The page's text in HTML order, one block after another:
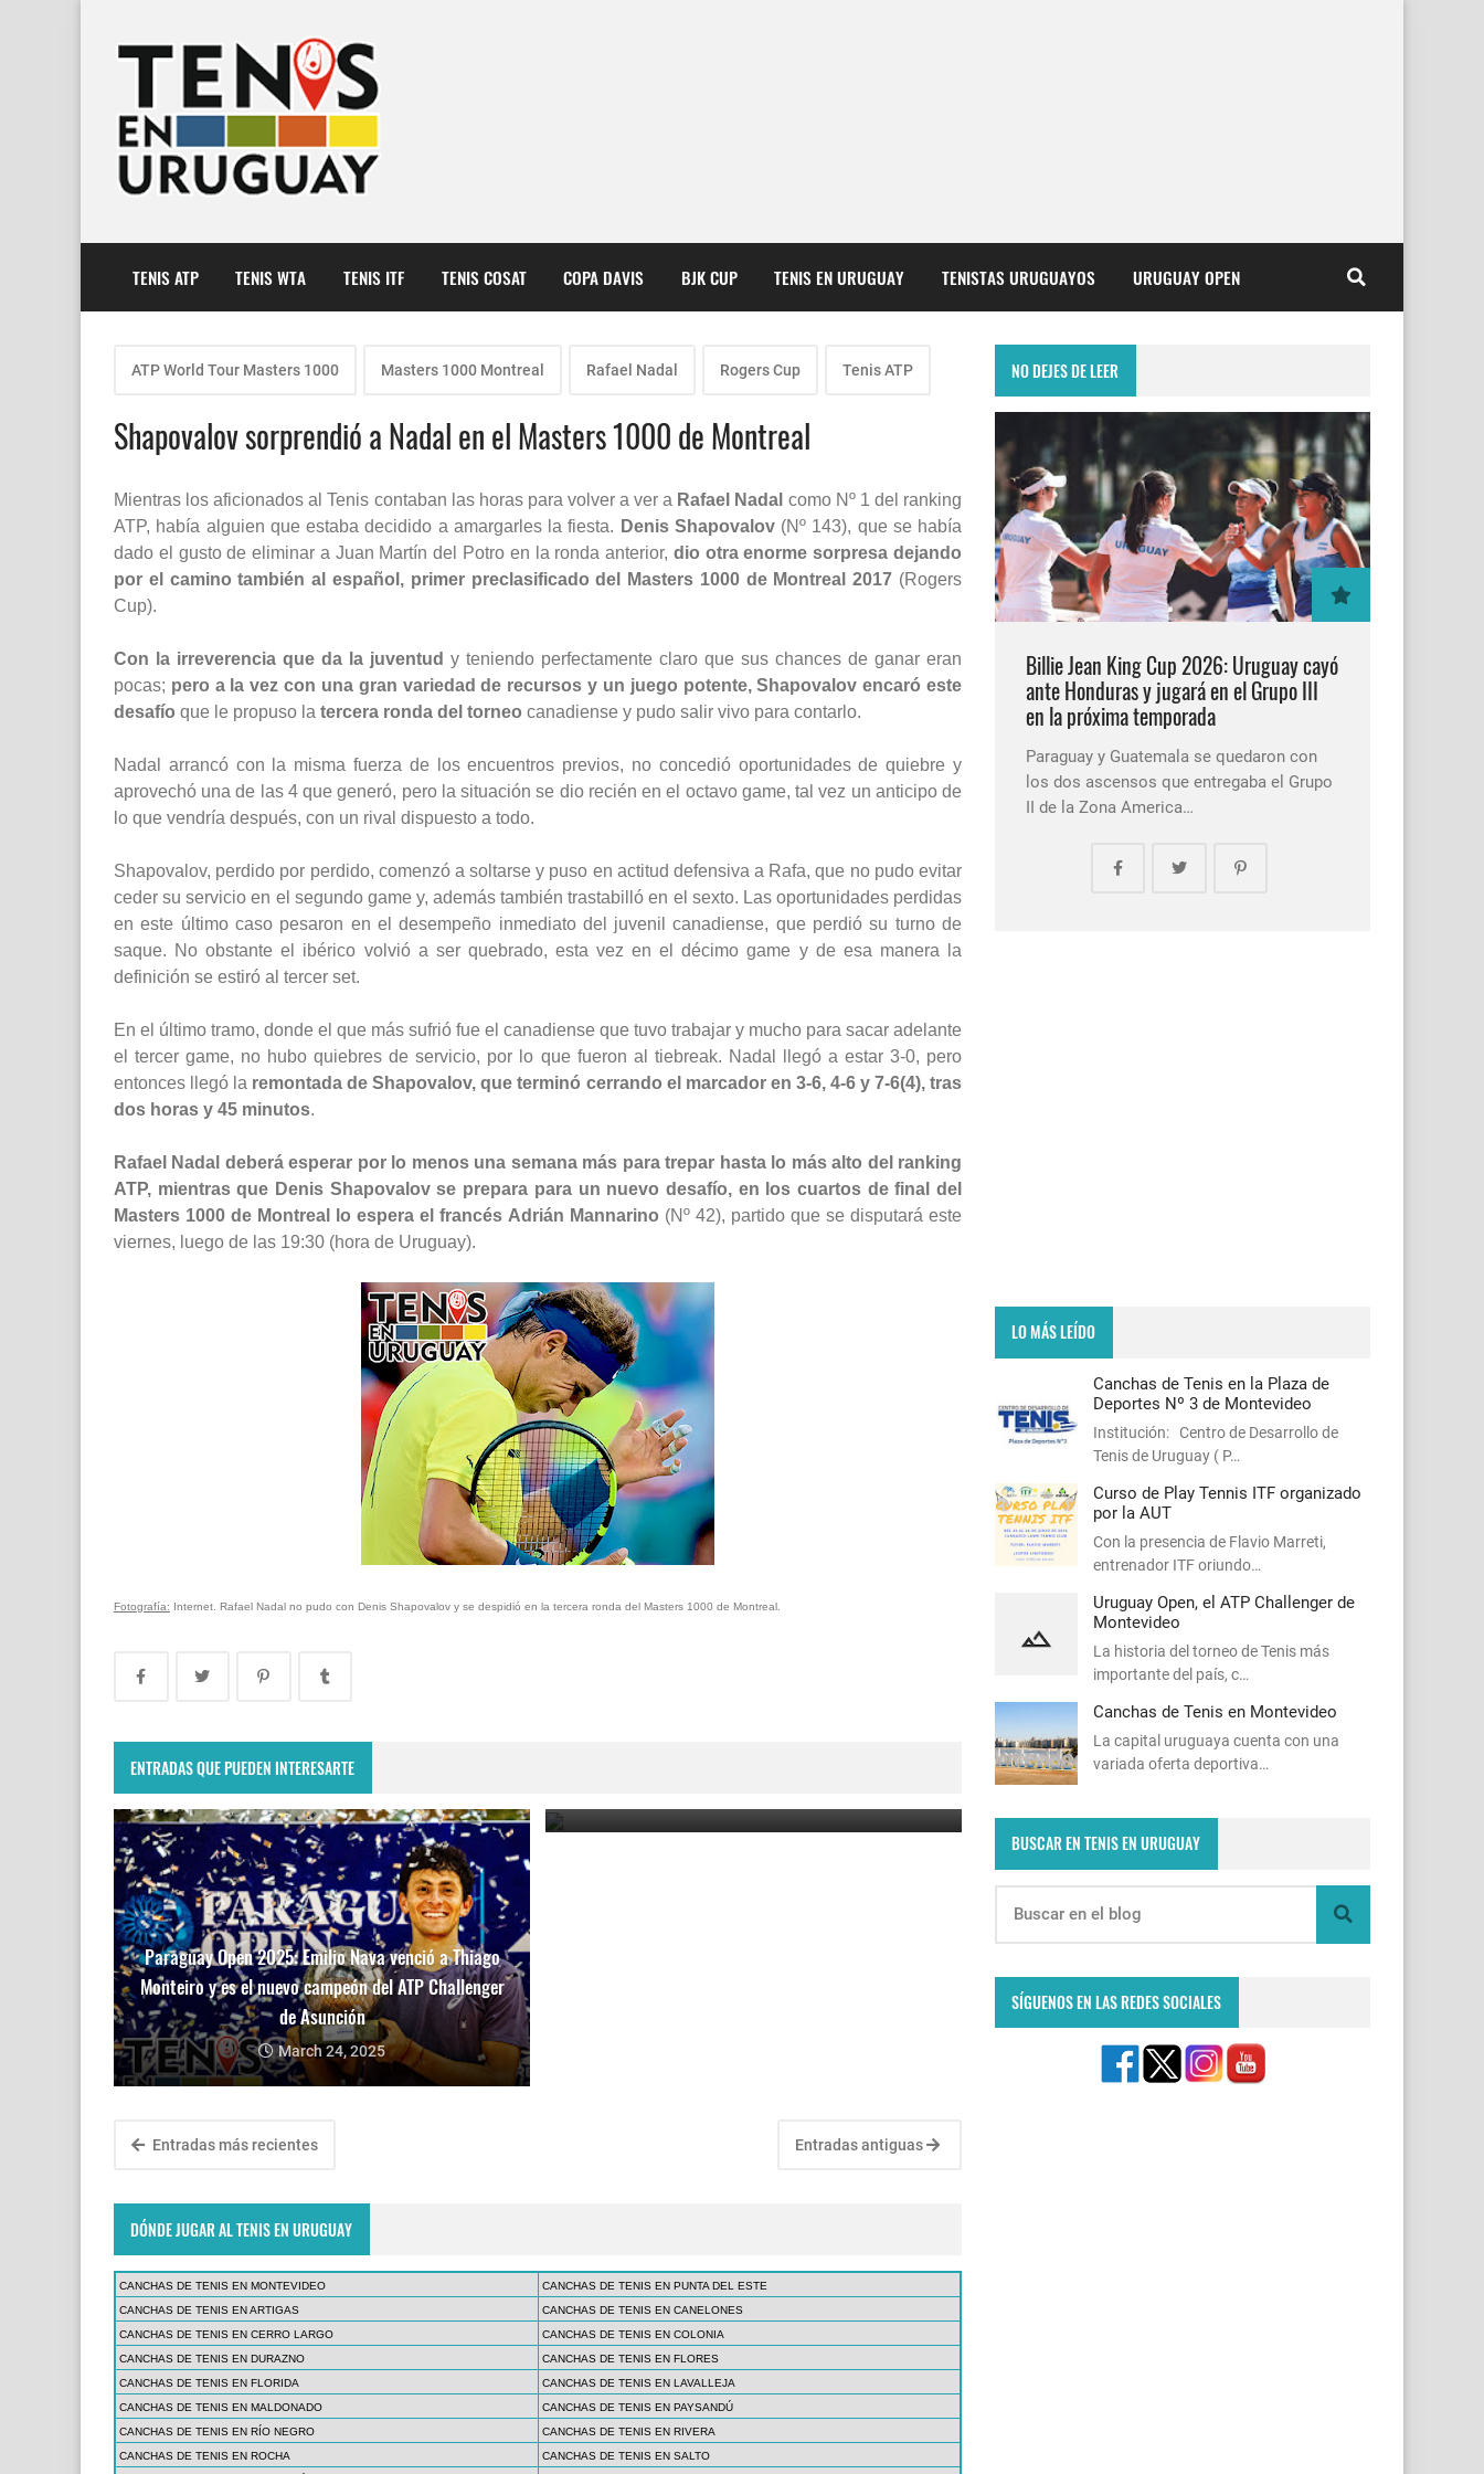
TENIS ATP TENIS WTA TENIS ITF TENIS COSAT COPA DAVIS BJK CUP TENIS EN URUGUAY TENISTAS URUGUAYOS URUGUAY OPEN
ATP World Tour Masters 1000 Masters 1000 Montreal Rafael Nadal Rogers Cup Tenis ATP
Shapovalov sorprendió a Nadal en el Masters 1000 de Montreal
Mientras los aficionados al Tenis contaban las horas para volver a ver a Rafael Nadal como Nº 1 del ranking
ATP, había alguien que estaba decidido a amargarles la fiesta. Denis Shapovalov(Nº 143), que se había
dado el gusto de eliminar a Juan Martín del Potro en la ronda anterior, dio otra enorme sorpresa dejando
por el camino también al español, primer preclasificado del Masters 1000 de Montreal 2017 (Rogers
Cup).
Con la irreverencia que da la juventud y teniendo perfectamente claro que sus chances de ganar eran
pocas; pero a la vez con una gran variedad de recursos y un juego potente, Shapovalov encaró este
desafío que le propuso la tercera ronda del torneo canadiense y pudo salir vivo para contarlo.
Nadal arrancó con la misma fuerza de los encuentros previos, no concedió oportunidades de quiebre y
aprovechó una de las 4 que generó, pero la situación se dio recién en el octavo game, tal vez un anticipo de
lo que vendría después, con un rival dispuesto a todo.
Shapovalov, perdido por perdido, comenzó a soltarse y puso en actitud defensiva a Rafa, que no pudo evitar
ceder su servicio en el segundo game y, además también trastabilló en el sexto. Las oportunidades perdidas
en este último caso pesaron en el desempeño inmediato del juvenil canadiense, que perdió su turno de
saque. No obstante el ibérico volvió a ser quebrado, esta vez en el décimo game y de esa manera la
definición se estiró al tercer set.
En el último tramo, donde el que más sufrió fue el canadiense que tuvo trabajar y mucho para sacar adelante
el tercer game, no hubo quiebres de servicio, por lo que fueron al tiebreak. Nadal llegó a estar 3-0, pero
entonces llegó la remontada de Shapovalov, que terminó cerrando el marcador en 3-6, 4-6 y 7-6(4), tras
dos horas y 45 minutos.
Rafael Nadal deberá esperar por lo menos una semana más para trepar hasta lo más alto del ranking
ATP, mientras que Denis Shapovalov se prepara para un nuevo desafío, en los cuartos de final del
Masters 1000 de Montreal lo espera el francés Adrián Mannarino (Nº 42), partido que se disputará este
viernes, luego de las 19:30 (hora de Uruguay).
Fotografía: Internet. Rafael Nadal no pudo con Denis Shapovalov y se despidió en la tercera ronda del Masters 1000 de Montreal.
ENTRADAS QUE PUEDEN INTERESARTE
Paraguay Open 2025: Emilio Nava venció a Thiago
Monteiro y es el nuevo campeón del ATP Challenger
de Asunción
March 24, 2025
Entradas más recientes Entradas antiguas
DÓNDE JUGAR AL TENIS EN URUGUAY
CANCHAS DE TENIS EN MONTEVIDEO
CANCHAS DE TENIS EN PUNTA DEL ESTE
CANCHAS DE TENIS EN ARTIGAS
CANCHAS DE TENIS EN CANELONES
CANCHAS DE TENIS EN CERRO LARGO
CANCHAS DE TENIS EN COLONIA
CANCHAS DE TENIS EN DURAZNO
CANCHAS DE TENIS EN FLORES
CANCHAS DE TENIS EN FLORIDA
CANCHAS DE TENIS EN LAVALLEJA
CANCHAS DE TENIS EN MALDONADO
CANCHAS DE TENIS EN PAYSANDÚ
CANCHAS DE TENIS EN RÍO NEGRO
CANCHAS DE TENIS EN RIVERA
CANCHAS DE TENIS EN ROCHA
CANCHAS DE TENIS EN SALTO
NO DEJES DE LEER
Billie Jean King Cup 2026: Uruguay cayó
ante Honduras y jugará en el Grupo III
en la próxima temporada
Paraguay y Guatemala se quedaron con
los dos ascensos que entregaba el Grupo
II de la Zona America…
LO MÁS LEÍDO
Canchas de Tenis en la Plaza de
Deportes Nº 3 de Montevideo
Institución: Centro de Desarrollo de
Tenis de Uruguay ( P…
Curso de Play Tennis ITF organizado
por la AUT
Con la presencia de Flavio Marreti,
entrenador ITF oriundo…
Uruguay Open, el ATP Challenger de
Montevideo
La historia del torneo de Tenis más
importante del país, c…
Canchas de Tenis en Montevideo
La capital uruguaya cuenta con una
variada oferta deportiva…
BUSCAR EN TENIS EN URUGUAY
SÍGUENOS EN LAS REDES SOCIALES